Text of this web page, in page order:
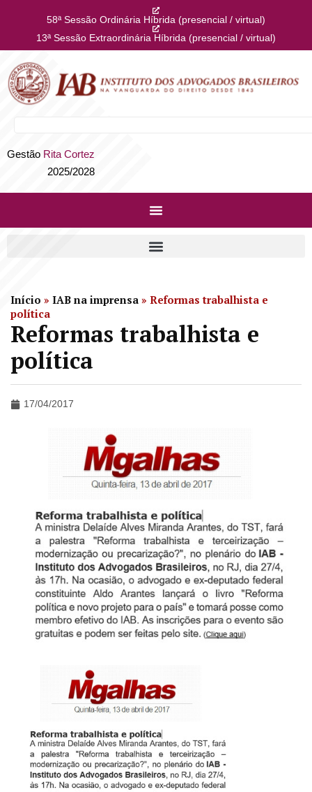
58ª Sessão Ordinária Híbrida (presencial / virtual)
13ª Sessão Extraordinária Híbrida (presencial / virtual)
Gestão Rita Cortez
2025/2028
Início » IAB na imprensa » Reformas trabalhista e
política
Reformas trabalhista e
política
17/04/2017